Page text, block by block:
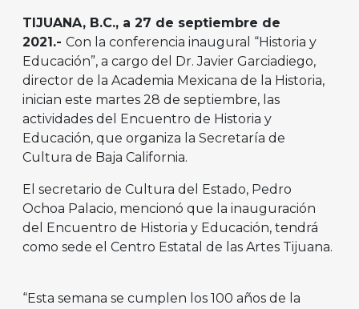
TIJUANA, B.C., a 27 de septiembre de
2021.- Con la conferencia inaugural “Historia y
Educación”, a cargo del Dr. Javier Garciadiego,
director de la Academia Mexicana de la Historia,
inician este martes 28 de septiembre, las
actividades del Encuentro de Historia y
Educación, que organiza la Secretaría de
Cultura de Baja California.
El secretario de Cultura del Estado, Pedro
Ochoa Palacio, mencionó que la inauguración
del Encuentro de Historia y Educación, tendrá
como sede el Centro Estatal de las Artes Tijuana.
“Esta semana se cumplen los 100 años de la